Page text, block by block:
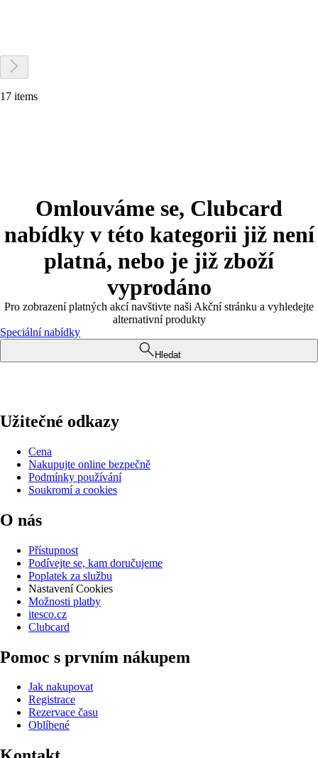
17 items
Omlouváme se, Clubcard
nabídky v této kategorii již není
platná, nebo je již zboží
vyprodáno
Pro zobrazení platných akcí navštivte naši Akční stránku a vyhledejte
alternativní produkty
Speciální nabídky
Hledat
Užitečné odkazy
Cena
Nakupujte online bezpečně
Podmínky používání
Soukromí a cookies
O nás
Přístupnost
Podívejte se, kam doručujeme
Poplatek za službu
Nastavení Cookies
Možnosti platby
itesco.cz
Clubcard
Pomoc s prvním nákupem
Jak nakupovat
Registrace
Rezervace času
Oblíbené